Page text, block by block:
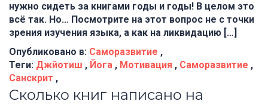
нужно сидеть за книгами годы и годы! В целом это
всё так. Но… Посмотрите на этот вопрос не с точки
зрения изучения языка, а как на ликвидацию […]
Опубликовано в: Саморазвитие ,
Теги: Джйотиш , Йога , Мотивация , Саморазвитие ,
Санскрит ,
Сколько книг написано на